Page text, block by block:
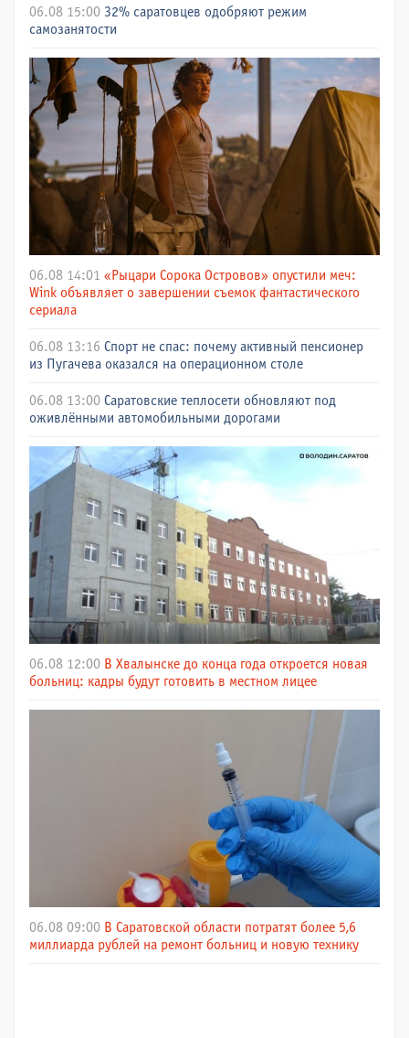
06.08 15:00 32% саратовцев одобряют режим
самозанятости
06.08 14:01 «Рыцари Сорока Островов» опустили меч:
Wink объявляет о завершении съемок фантастического
сериала
06.08 13:16 Спорт не спас: почему активный пенсионер
из Пугачева оказался на операционном столе
06.08 13:00 Саратовские теплосети обновляют под
оживлёнными автомобильными дорогами
06.08 12:00 В Хвалынске до конца года откроется новая
больниц: кадры будут готовить в местном лицее
06.08 09:00 В Саратовской области потратят более 5,6
миллиарда рублей на ремонт больниц и новую технику